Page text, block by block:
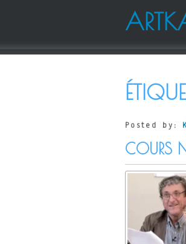
Posted by:
COURS